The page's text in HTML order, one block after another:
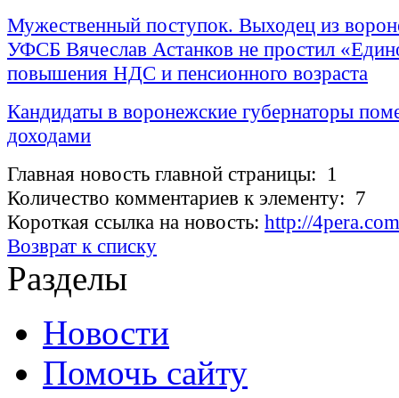
Мужественный поступок. Выходец из
УФСБ Вячеслав Астанков не простил
повышения НДС и пенсионного возраста
Кандидаты в воронежские губернаторы
доходами
Главная новость главной страницы: 1
Количество комментариев к элементу: 7
Короткая ссылка на новость: http://
Возврат к списку
Разделы
Новости
Помочь сайту